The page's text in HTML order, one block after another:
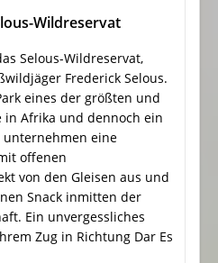
Wildreservat
Selous-Wildreservat,
Frederick Selous.
eines der größten und
in Afrika und dennoch ein
unternehmen eine
offenen
von den Gleisen aus und
Snack inmitten der
Ein unvergessliches
Zug in Richtung Dar Es